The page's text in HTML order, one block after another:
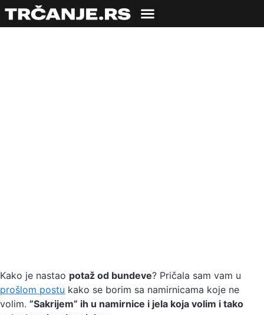
Kako je nastao potaž od bundeve? Pričala sam vam u
prošlom postu kako se borim sa namirnicama koje ne
volim. ”Sakrijem” ih u namirnice i jela koja volim i tako